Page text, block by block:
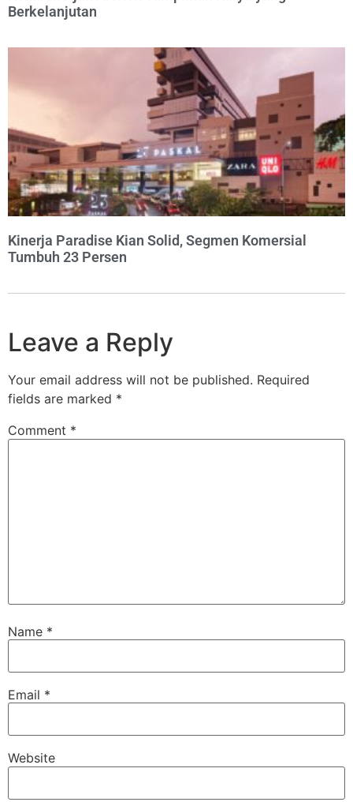
Berkelanjutan
Kinerja Paradise Kian Solid, Segmen Komersial
Tumbuh 23 Persen
Leave a Reply
Your email address will not be published. Required
fields are marked *
Comment *
Name *
Email *
Website